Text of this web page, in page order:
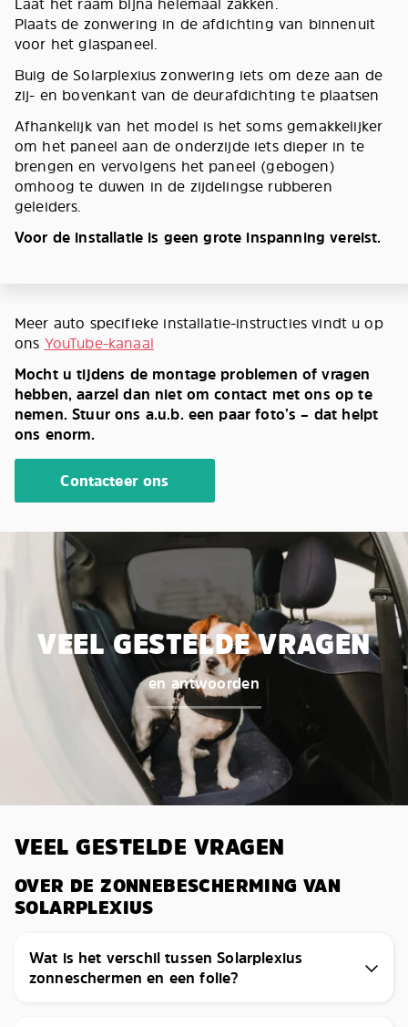
Plaats de zonwering in de afdichting van binnenuit
voor het glaspaneel.
Buig de Solarplexius zonwering iets om deze aan de
zij- en bovenkant van de deurafdichting te plaatsen
Afhankelijk van het model is het soms gemakkelijker
om het paneel aan de onderzijde iets dieper in te
brengen en vervolgens het paneel (gebogen)
omhoog te duwen in de zijdelingse rubberen
geleiders.
Voor de installatie is geen grote inspanning vereist.
Meer auto specifieke installatie-instructies vindt u op
ons YouTube-kanaal
Mocht u tijdens de montage problemen of vragen
hebben, aarzel dan niet om contact met ons op te
nemen. Stuur ons a.u.b. een paar foto’s – dat helpt
ons enorm.
Contacteer ons
VEEL GESTELDE VRAGEN
en antwoorden
VEEL GESTELDE VRAGEN
OVER DE ZONNEBESCHERMING VAN
SOLARPLEXIUS
Wat is het verschil tussen Solarplexius
zonneschermen en een folie?